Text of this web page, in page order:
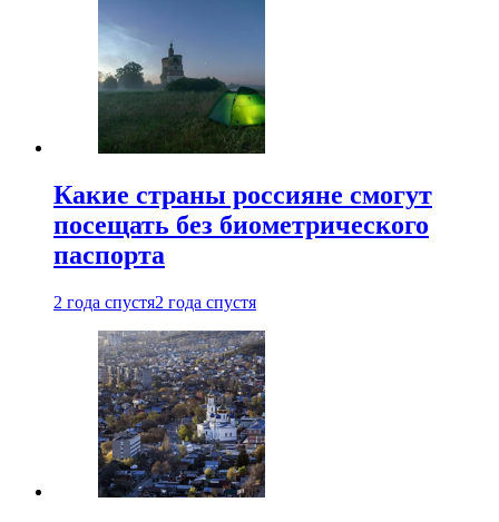
Какие страны россияне смогут
посещать без биометрического
паспорта
2 года спустя2 года спустя